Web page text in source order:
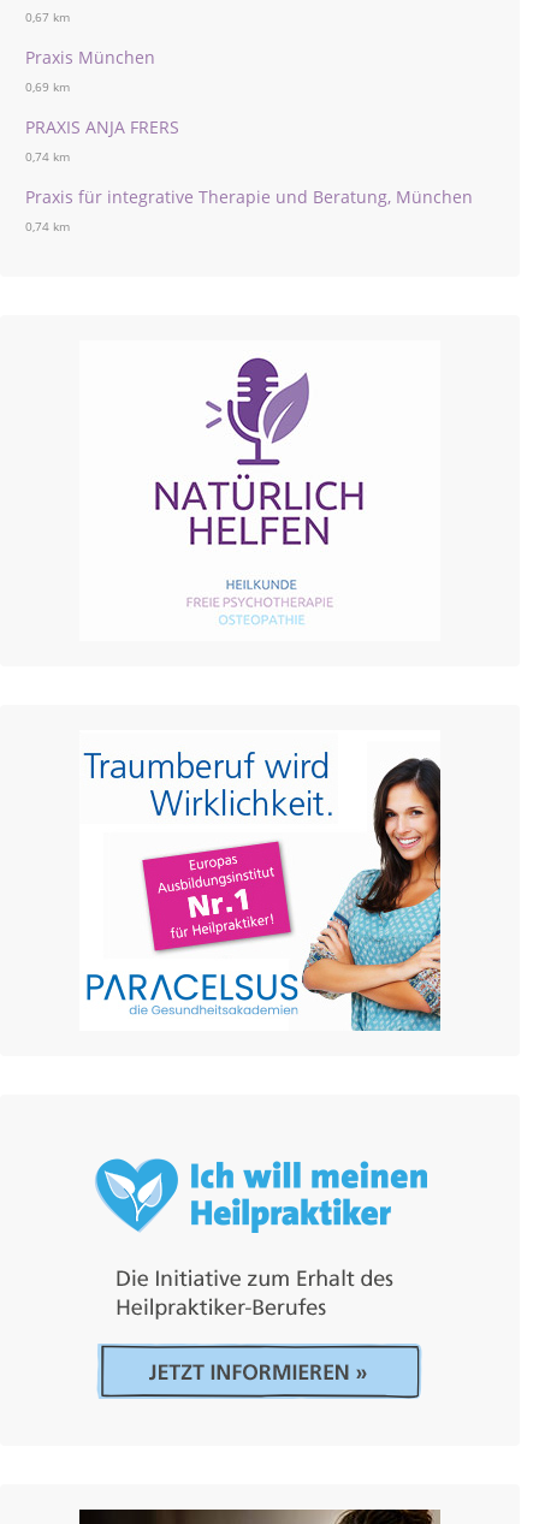
0,67 km
Praxis München
0,69 km
PRAXIS ANJA FRERS
0,74 km
Praxis für integrative Therapie und Beratung, München
0,74 km